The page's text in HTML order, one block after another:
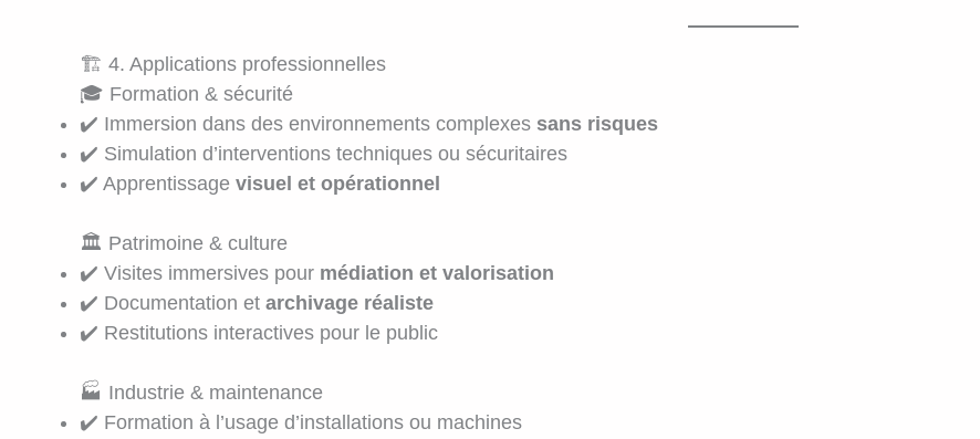
🏗️ 4. Applications professionnelles
🎓 Formation & sécurité
✔️ Immersion dans des environnements complexes sans risques
✔️ Simulation d’interventions techniques ou sécuritaires
✔️ Apprentissage visuel et opérationnel
🏛️ Patrimoine & culture
✔️ Visites immersives pour médiation et valorisation
✔️ Documentation et archivage réaliste
✔️ Restitutions interactives pour le public
🏭 Industrie & maintenance
✔️ Formation à l’usage d’installations ou machines